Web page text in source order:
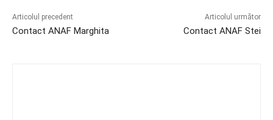
Articolul precedent
Contact ANAF Marghita
Articolul următor
Contact ANAF Stei